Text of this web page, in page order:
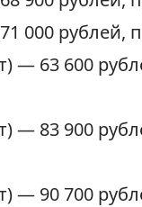
71 000 рублей,
— 63 600
— 83 900
— 90 700